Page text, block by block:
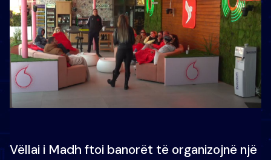
Vëllai i Madh ftoi banorët të organizojnë një